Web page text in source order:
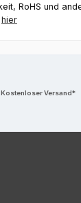
RoHS und
hier
Kostenloser Versand*